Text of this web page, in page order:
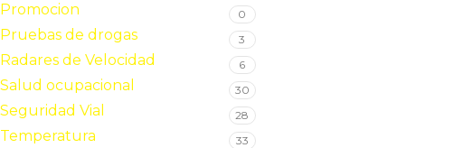
Promocion 0
Pruebas de drogas 3
Radares de Velocidad 6
Salud ocupacional 30
Seguridad Vial 28
Temperatura 33